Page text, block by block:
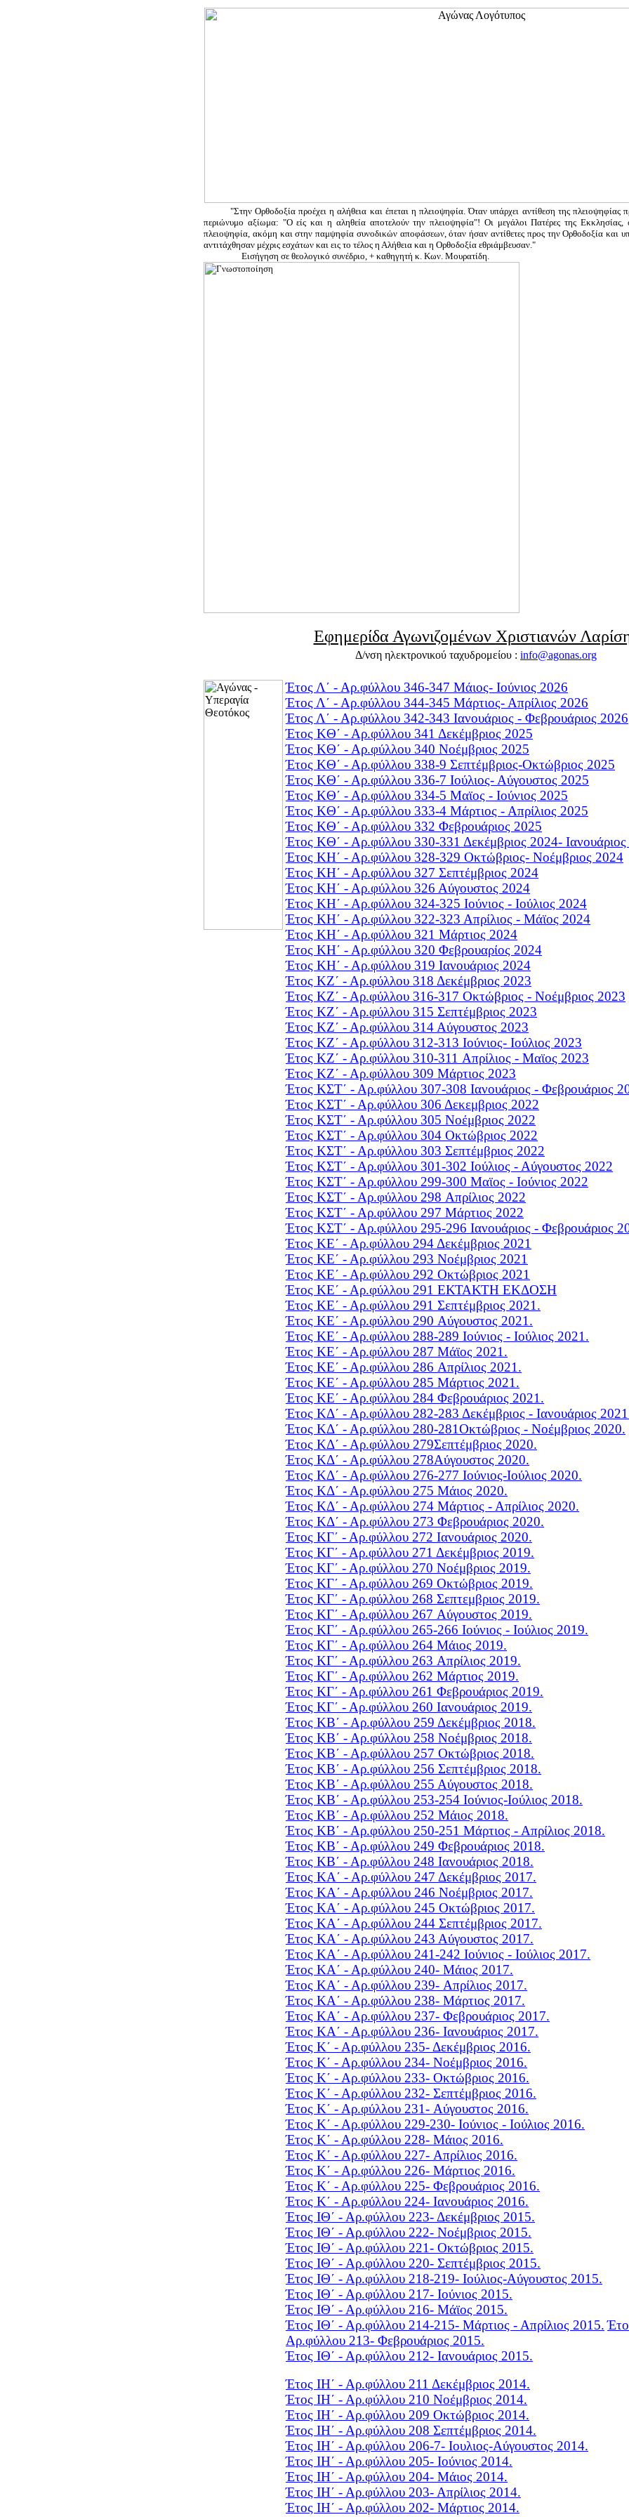
"Στην Ορθοδοξία προέχει η αλήθεια και έπεται η πλειοψηφία. Όταν υπάρχει αντίθεση της πλειοψηφίας
περιώνυμο αξίωμα: "Ο είς και η αληθεία αποτελούν την πλειοψηφία"! Οι μεγάλοι Πατέρες της Εκκλησίας,
πλειοψηφία, ακόμη και στην παμψηφία συνοδικών αποφάσεων, όταν ήσαν αντίθετες προς την Ορθοδοξία και
αντιτάχθησαν μέχρις εσχάτων και εις το τέλος η Αλήθεια και η Ορθοδοξία εθριάμβευσαν."
Εισήγηση σε θεολογικό συνέδριο, + καθηγητή κ. Κων. Μουρατίδη.
Εφημερίδα Αγωνιζομένων Χριστιανών
Δ/νση ηλεκτρονικού ταχυδρομείου : info@agonas.org
Έτος Λ΄ - Αρ.φύλλου 346-347 Μάιος- Ιούνιος 2026
Έτος Λ΄ - Αρ.φύλλου 344-345 Μάρτιος- Απρίλιος 2026
Έτος Λ΄ - Αρ.φύλλου 342-343 Ιανουάριος - Φεβρουάριος 2026
Έτος KΘ΄ - Αρ.φύλλου 341 Δεκέμβριος 2025
Έτος KΘ΄ - Αρ.φύλλου 340 Νοέμβριος 2025
Έτος KΘ΄ - Αρ.φύλλου 338-9 Σεπτέμβριος-Οκτώβριος 2025
Έτος KΘ΄ - Αρ.φύλλου 336-7 Ιούλιος- Αύγουστος 2025
Έτος KΘ΄ - Αρ.φύλλου 334-5 Μαϊος - Ιούνιος 2025
Έτος KΘ΄ - Αρ.φύλλου 333-4 Μάρτιος - Απρίλιος 2025
Έτος KΘ΄ - Αρ.φύλλου 332 Φεβρουάριος 2025
Έτος KΘ΄ - Αρ.φύλλου 330-331 Δεκέμβριος 2024-
Έτος KΗ΄ - Αρ.φύλλου 328-329 Oκτώβριος- Νοέμβριος 2024
Έτος KΗ΄ - Αρ.φύλλου 327 Σεπτέμβριος 2024
Έτος KΗ΄ - Αρ.φύλλου 326 Αύγουστος 2024
Έτος KΗ΄ - Αρ.φύλλου 324-325 Ioύνιος - Ιούλιος 2024
Έτος KΗ΄ - Αρ.φύλλου 322-323 Απρίλιος - Μάϊος 2024
Έτος KΗ΄ - Αρ.φύλλου 321 Μάρτιος 2024
Έτος KΗ΄ - Αρ.φύλλου 320 Φεβρουαρίος 2024
Έτος KΗ΄ - Αρ.φύλλου 319 Ιανουάριος 2024
Έτος KΖ΄ - Αρ.φύλλου 318 Δεκέμβριος 2023
Έτος KΖ΄ - Αρ.φύλλου 316-317 Οκτώβριος - Νοέμβριος 2023
Έτος KΖ΄ - Αρ.φύλλου 315 Σεπτέμβριος 2023
Έτος KΖ΄ - Αρ.φύλλου 314 Αύγουστος 2023
Έτος KΖ΄ - Αρ.φύλλου 312-313 Iούνιος- Ιούλιος 2023
Έτος KΖ΄ - Αρ.φύλλου 310-311 Aπρίλιος - Μαϊος 2023
Έτος KΖ΄ - Αρ.φύλλου 309 Μάρτιος 2023
Έτος KΣΤ΄ - Αρ.φύλλου 307-308 Ιανουάριος - Φεβρουάριος
Έτος KΣΤ΄ - Αρ.φύλλου 306 Δεκεμβριος 2022
Έτος KΣΤ΄ - Αρ.φύλλου 305 Νοέμβριος 2022
Έτος KΣΤ΄ - Αρ.φύλλου 304 Οκτώβριος 2022
Έτος KΣΤ΄ - Αρ.φύλλου 303 Σεπτέμβριος 2022
Έτος KΣΤ΄ - Αρ.φύλλου 301-302 Ιούλιος - Αύγουστος 2022
Έτος KΣΤ΄ - Αρ.φύλλου 299-300 Μαϊος - Iούνιος 2022
Έτος KΣΤ΄ - Αρ.φύλλου 298 Aπρίλιος 2022
Έτος KΣΤ΄ - Αρ.φύλλου 297 Μάρτιος 2022
Έτος KΣΤ΄ - Αρ.φύλλου 295-296 Ιανουάριος - Φεβρουάριος
Έτος KΕ΄ - Αρ.φύλλου 294 Δεκέμβριος 2021
Έτος KΕ΄ - Αρ.φύλλου 293 Nοέμβριος 2021
Έτος KΕ΄ - Αρ.φύλλου 292 Οκτώβριος 2021
Έτος KΕ΄ - Αρ.φύλλου 291 ΕΚΤΑΚΤΗ ΕΚΔΟΣΗ
Έτος KΕ΄ - Αρ.φύλλου 291 Σεπτέμβριος 2021.
Έτος KΕ΄ - Αρ.φύλλου 290 Aύγουστος 2021.
Έτος KΕ΄ - Αρ.φύλλου 288-289 Ιούνιος - Ιούλιος 2021.
Έτος KΕ΄ - Αρ.φύλλου 287 Mάϊος 2021.
Έτος KΕ΄ - Αρ.φύλλου 286 Aπρίλιος 2021.
Έτος KΕ΄ - Αρ.φύλλου 285 Μάρτιος 2021.
Έτος KΕ΄ - Αρ.φύλλου 284 Φεβρουάριος 2021.
Έτος KΔ΄ - Αρ.φύλλου 282-283 Δεκέμβριος - Ιανουάριος
Έτος KΔ΄ - Αρ.φύλλου 280-281Οκτώβριος - Νοέμβριος 2020.
Έτος KΔ΄ - Αρ.φύλλου 279Σεπτέμβριος 2020.
Έτος KΔ΄ - Αρ.φύλλου 278Αύγουστος 2020.
Έτος KΔ΄ - Αρ.φύλλου 276-277 Ιούνιος-Ιούλιος 2020.
Έτος KΔ΄ - Αρ.φύλλου 275 Mάιος 2020.
Έτος KΔ΄ - Αρ.φύλλου 274 Μάρτιος - Απρίλιος 2020.
Έτος KΔ΄ - Αρ.φύλλου 273 Φεβρουάριος 2020.
Έτος KΓ΄ - Αρ.φύλλου 272 Ιανουάριος 2020.
Έτος KΓ΄ - Αρ.φύλλου 271 Δεκέμβριος 2019.
Έτος KΓ΄ - Αρ.φύλλου 270 Νοέμβριος 2019.
Έτος KΓ΄ - Αρ.φύλλου 269 Οκτώβριος 2019.
Έτος KΓ΄ - Αρ.φύλλου 268 Σεπτεμβριος 2019.
Έτος KΓ΄ - Αρ.φύλλου 267 Aύγουστος 2019.
Έτος KΓ΄ - Αρ.φύλλου 265-266 Ιούνιος - Ιούλιος 2019.
Έτος KΓ΄ - Αρ.φύλλου 264 Μάιος 2019.
Έτος KΓ΄ - Αρ.φύλλου 263 Aπρίλιος 2019.
Έτος KΓ΄ - Αρ.φύλλου 262 Mάρτιος 2019.
Έτος KΓ΄ - Αρ.φύλλου 261 Φεβρουάριος 2019.
Έτος KΓ΄ - Αρ.φύλλου 260 Ιανουάριος 2019.
Έτος KB΄ - Αρ.φύλλου 259 Δεκέμβριος 2018.
Έτος KB΄ - Αρ.φύλλου 258 Νοέμβριος 2018.
Έτος KB΄ - Αρ.φύλλου 257 Οκτώβριος 2018.
Έτος KB΄ - Αρ.φύλλου 256 Σεπτέμβριος 2018.
Έτος KB΄ - Αρ.φύλλου 255 Αύγουστος 2018.
Έτος KB΄ - Αρ.φύλλου 253-254 Ιούνιος-Ιούλιος 2018.
Έτος KB΄ - Αρ.φύλλου 252 Mάιος 2018.
Έτος KB΄ - Αρ.φύλλου 250-251 Μάρτιος - Απρίλιος 2018.
Έτος KB΄ - Αρ.φύλλου 249 Φεβρουάριος 2018.
Έτος KB΄ - Αρ.φύλλου 248 Ιανουάριος 2018.
Έτος KΑ΄ - Αρ.φύλλου 247 Δεκέμβριος 2017.
Έτος KΑ΄ - Αρ.φύλλου 246 Noέμβριος 2017.
Έτος KΑ΄ - Αρ.φύλλου 245 Οκτώβριος 2017.
Έτος KΑ΄ - Αρ.φύλλου 244 Σεπτέμβριος 2017.
Έτος KΑ΄ - Αρ.φύλλου 243 Αύγουστος 2017.
Έτος KΑ΄ - Αρ.φύλλου 241-242 Ιούνιος - Ιούλιος 2017.
Έτος KΑ΄ - Αρ.φύλλου 240- Μάιος 2017.
Έτος KΑ΄ - Αρ.φύλλου 239- Aπρίλιος 2017.
Έτος KΑ΄ - Αρ.φύλλου 238- Mάρτιος 2017.
Έτος KΑ΄ - Αρ.φύλλου 237- Φεβρουάριος 2017.
Έτος KΑ΄ - Αρ.φύλλου 236- Ιανουάριος 2017.
Έτος K΄ - Αρ.φύλλου 235- Δεκέμβριος 2016.
Έτος K΄ - Αρ.φύλλου 234- Nοέμβριος 2016.
Έτος K΄ - Αρ.φύλλου 233- Οκτώβριος 2016.
Έτος K΄ - Αρ.φύλλου 232- Σεπτέμβριος 2016.
Έτος K΄ - Αρ.φύλλου 231- Aύγουστος 2016.
Έτος K΄ - Αρ.φύλλου 229-230- Ιούνιος - Ιούλιος 2016.
Έτος K΄ - Αρ.φύλλου 228- Μάιος 2016.
Έτος K΄ - Αρ.φύλλου 227- Aπρίλιος 2016.
Έτος K΄ - Αρ.φύλλου 226- Μάρτιος 2016.
Έτος K΄ - Αρ.φύλλου 225- Φεβρουάριος 2016.
Έτος K΄ - Αρ.φύλλου 224- Ιανουάριος 2016.
Έτος ΙΘ΄ - Αρ.φύλλου 223- Δεκέμβριος 2015.
Έτος ΙΘ΄ - Αρ.φύλλου 222- Νοέμβριος 2015.
Έτος ΙΘ΄ - Αρ.φύλλου 221- Οκτώβριος 2015.
Έτος ΙΘ΄ - Αρ.φύλλου 220- Σεπτέμβριος 2015.
Έτος ΙΘ΄ - Αρ.φύλλου 218-219- Ιούλιος-Αύγουστος 2015.
Έτος ΙΘ΄ - Αρ.φύλλου 217- Ιούνιος 2015.
Έτος ΙΘ΄ - Αρ.φύλλου 216- Μάϊος 2015.
Έτος ΙΘ΄ - Αρ.φύλλου 214-215- Mάρτιος - Απρίλιος 2015.
Αρ.φύλλου 213- Φεβρουάριος 2015.
Έτος ΙΘ΄ - Αρ.φύλλου 212- Ιανουάριος 2015.
Έτος ΙH΄ - Αρ.φύλλου 211 Δεκέμβριος 2014.
Έτος ΙH΄ - Αρ.φύλλου 210 Nοέμβριος 2014.
Έτος ΙH΄ - Αρ.φύλλου 209 Οκτώβριος 2014.
Έτος ΙH΄ - Αρ.φύλλου 208 Σεπτέμβριος 2014.
Έτος ΙH΄ - Αρ.φύλλου 206-7- Ιουλιος-Αύγουστος 2014.
Έτος ΙH΄ - Αρ.φύλλου 205- Iούνιος 2014.
Έτος ΙH΄ - Αρ.φύλλου 204- Μάιος 2014.
Έτος ΙH΄ - Αρ.φύλλου 203- Απρίλιος 2014.
Έτος ΙH΄ - Αρ.φύλλου 202- Μάρτιος 2014.